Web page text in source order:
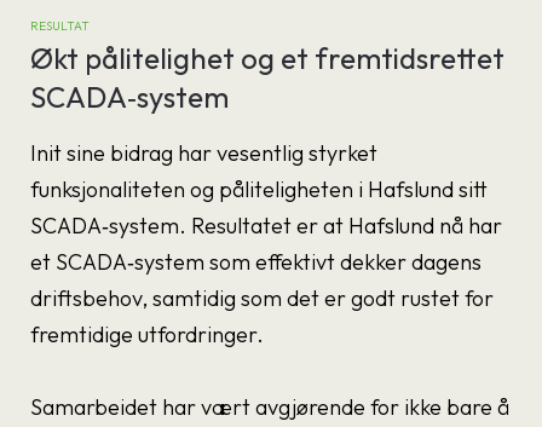
RESULTAT
Økt pålitelighet og et fremtidsrettet
SCADA‑system
Init sine bidrag har vesentlig styrket
funksjonaliteten og påliteligheten i Hafslund sitt
SCADA‑system. Resultatet er at Hafslund nå har
et SCADA‑system som effektivt dekker dagens
driftsbehov, samtidig som det er godt rustet for
fremtidige utfordringer.
Samarbeidet har vært avgjørende for ikke bare å